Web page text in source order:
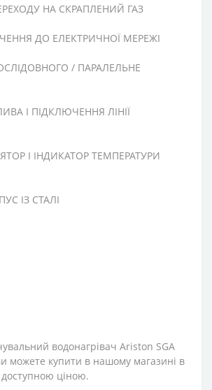
НА СКРАПЛЕНИЙ ГАЗ
ДО ЕЛЕКТРИЧНОЇ МЕРЕЖІ
/ ПАРАЛЕЛЬНЕ
І ПІДКЛЮЧЕННЯ ЛІНІЇ
І ІНДИКАТОР ТЕМПЕРАТУРИ
ІЗ СТАЛІ
водонагрівач Ariston SGA
можете купити в нашому магазині в
доступною ціною.